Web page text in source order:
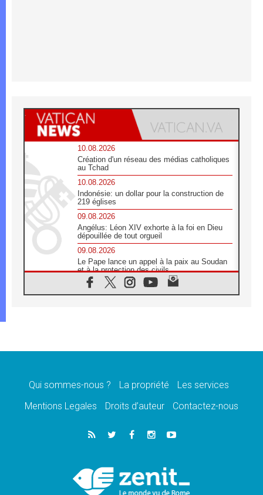
10.08.2026
Création d'un réseau des médias catholiques
au Tchad
10.08.2026
Indonésie: un dollar pour la construction de
219 églises
09.08.2026
Angélus: Léon XIV exhorte à la foi en Dieu
dépouillée de tout orgueil
09.08.2026
Le Pape lance un appel à la paix au Soudan
et à la protection des civils
09.08.2026
Déclaration d'Addis-Abeba du SCEAM sur
08.08.2026
08.08.2026
la victoire de l'amour sur la mort
«Relancer l'empathie», le projet Triennal d'art
des Universités catholiques
Signis 2026, donner la parole aux religieuses
catholiques
Qui sommes-nous ? La propriété
Les services
Mentions Legales
Droits d’auteur Contactez-nous